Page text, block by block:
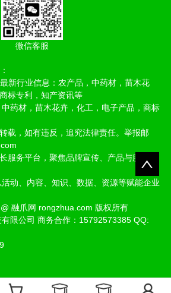
微信客服
新行业信息：农产品，中药材，苗木花
标专利，知产资讯等
药材，苗木花卉，化工，电子产品，商标
载，如有违反，追究法律责任。举报邮
服务平台，聚焦品牌宣传、产品与服务推
动、内容、知识、数据、资源等赋能企业
@ 融爪网 rongzhua.com 版权所有
限公司 商务合作：15792573385 QQ: